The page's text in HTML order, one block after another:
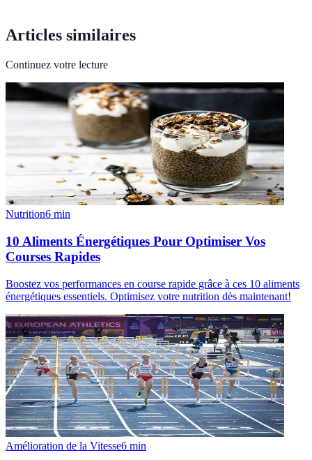
Articles similaires
Continuez votre lecture
Nutrition6 min
10 Aliments Énergétiques Pour Optimiser Vos
Courses Rapides
Boostez vos performances en course rapide grâce à ces 10 aliments
énergétiques essentiels. Optimisez votre nutrition dès maintenant!
Amélioration de la Vitesse6 min